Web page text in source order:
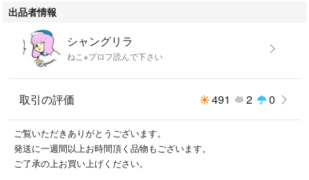
出品者情報
シャングリラ
ねこ※プロフ読んで下さい
取引の評価 491 2 0
ご覧いただきありがとうございます。
発送に一週間以上お時間頂く品物もございます。
ご了承の上お買い上げください。